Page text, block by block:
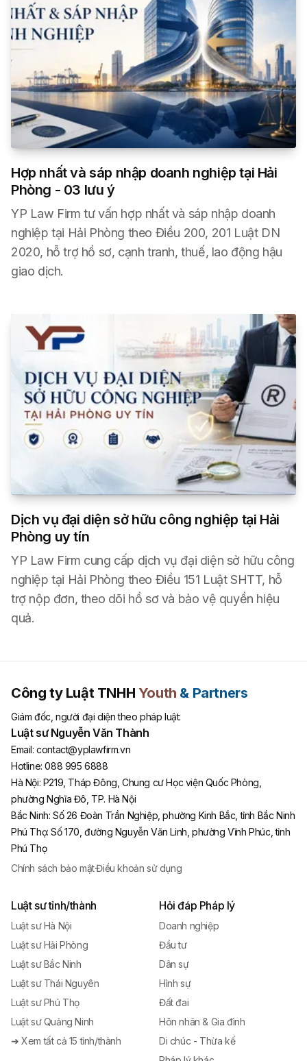
Hợp nhất và sáp nhập doanh nghiệp tại Hải
Phòng - 03 lưu ý
YP Law Firm tư vấn hợp nhất và sáp nhập doanh
nghiệp tại Hải Phòng theo Điều 200, 201 Luật DN
2020, hỗ trợ hồ sơ, cạnh tranh, thuế, lao động hậu
giao dịch.
Dịch vụ đại diện sở hữu công nghiệp tại Hải
Phòng uy tín
YP Law Firm cung cấp dịch vụ đại diện sở hữu công
nghiệp tại Hải Phòng theo Điều 151 Luật SHTT, hỗ
trợ nộp đơn, theo dõi hồ sơ và bảo vệ quyền hiệu
quả.
Công ty Luật TNHH Youth & Partners
Giám đốc, người đại diện theo pháp luật:
Luật sư Nguyễn Văn Thành
Email: contact@yplawfirm.vn
Hotline: 088 995 6888
Hà Nội: P219, Tháp Đông, Chung cư Học viện Quốc Phòng,
phường Nghĩa Đô, TP. Hà Nội
Bắc Ninh:Số 26 Đoàn Trần Nghiệp, phường Kinh Bắc, tỉnh Bắc Ninh
Phú Thọ:Số 170, đường Nguyễn Văn Linh, phường Vĩnh Phúc, tỉnh
Phú Thọ
Chính sách bảo mật·Điều khoản sử dụng
Luật sư tỉnh/thành
Luật sư Hà Nội
Luật sư Hải Phòng
Luật sư Bắc Ninh
Luật sư Thái Nguyên
Luật sư Phú Thọ
Luật sư Quảng Ninh
➜ Xem tất cả 15 tỉnh/thành
Hỏi đáp Pháp lý
Doanh nghiệp
Đầu tư
Dân sự
Hình sự
Đất đai
Hôn nhân & Gia đình
Di chúc - Thừa kế